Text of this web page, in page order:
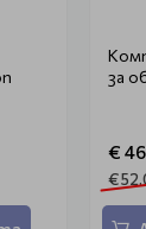
за
€
€